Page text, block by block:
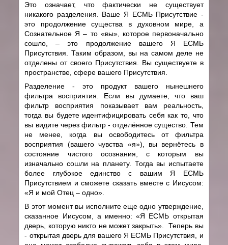
Это означает, что фактически не существует
никакого разделения. Ваше Я ЕСМЬ Присутствие -
это продолжение существа в духовном мире, а
Сознательное Я – то «вы», которое первоначально
сошло, – это продолжение вашего Я ЕСМЬ
Присутствия. Таким образом, вы на самом деле не
отделены от своего Присутствия. Вы существуете в
пространстве, сфере вашего Присутствия.
Разделение - это продукт вашего нынешнего
фильтра восприятия. Если вы думаете, что ваш
фильтр восприятия показывает вам реальность,
тогда вы будете идентифицировать себя как то, что
вы видите через фильтр - отделённое существо. Тем
не менее, когда вы освободитесь от фильтра
восприятия (вашего чувства «я»), вы вернётесь в
состояние чистого осознания, с которым вы
изначально сошли на планету. Тогда вы испытаете
более глубокое единство с вашим Я ЕСМЬ
Присутствием и сможете сказать вместе с Иисусом:
«Я и мой Отец – одно».
В этот момент вы исполните еще одно утверждение,
сказанное Иисусом, а именно: «Я ЕСМЬ открытая
дверь, которую никто не может закрыть». Теперь вы
- открытая дверь для вашего Я ЕСМЬ Присутствия, и